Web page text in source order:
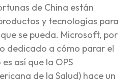
de China están
y tecnologías para
se pueda. Microsoft, por
dedicado a cómo parar el
así que la OPS
de la Salud) hace un